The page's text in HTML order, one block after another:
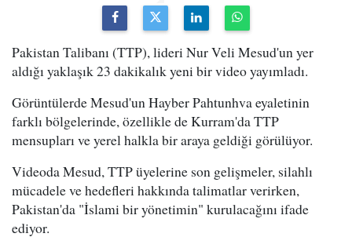
Pakistan Talibanı (TTP), lideri Nur Veli Mesud'un yer
aldığı yaklaşık 23 dakikalık yeni bir video yayımladı.
Görüntülerde Mesud'un Hayber Pahtunhva eyaletinin
farklı bölgelerinde, özellikle de Kurram'da TTP
mensupları ve yerel halkla bir araya geldiği görülüyor.
Videoda Mesud, TTP üyelerine son gelişmeler, silahlı
mücadele ve hedefleri hakkında talimatlar verirken,
Pakistan'da "İslami bir yönetimin" kurulacağını ifade
ediyor.